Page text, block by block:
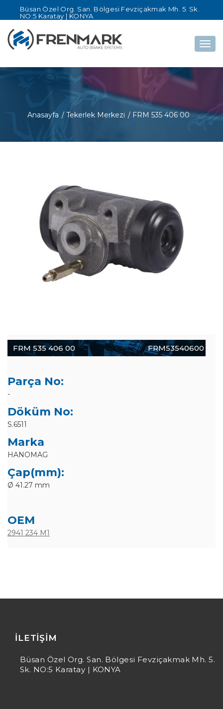
Büsan Özel Org. San. Bölgesi Fevziçakmak Mh. 5. Sk.
NO:5 Karatay | KONYA
Anasayfa / Tekerlek Merkezi / FRM 535 406 00
FRM 535 406 00 FRM53540600
Parça No:
-
Döküm No:
S.6511
Marka
HANOMAG
Çap(mm):
Ø 41.27 mm
OEM
2941 234 M1
İLETIŞIM
Büsan Özel Org. San. Bölgesi Fevziçakmak Mh. 5.
Sk. NO:5 Karatay | KONYA